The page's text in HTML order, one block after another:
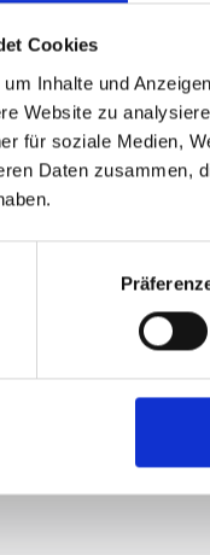
Cookies
Inhalte und
Website zu
für soziale Medien,
Daten zusammen,